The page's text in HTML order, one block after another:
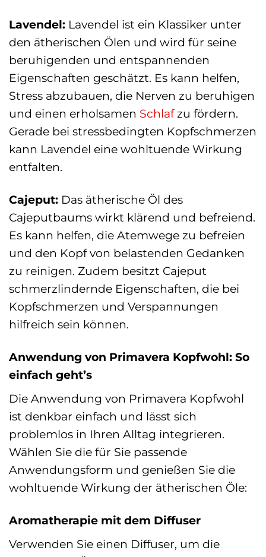
Lavendel: Lavendel ist ein Klassiker unter
den ätherischen Ölen und wird für seine
beruhigenden und entspannenden
Eigenschaften geschätzt. Es kann helfen,
Stress abzubauen, die Nerven zu beruhigen
und einen erholsamen Schlafzu fördern.
Gerade bei stressbedingten Kopfschmerzen
kann Lavendel eine wohltuende Wirkung
entfalten.
Cajeput: Das ätherische Öl des
Cajeputbaums wirkt klärend und befreiend.
Es kann helfen, die Atemwege zu befreien
und den Kopf von belastenden Gedanken
zu reinigen. Zudem besitzt Cajeput
schmerzlindernde Eigenschaften, die bei
Kopfschmerzen und Verspannungen
hilfreich sein können.
Anwendung von Primavera Kopfwohl: So
einfach geht’s
Die Anwendung von Primavera Kopfwohl
ist denkbar einfach und lässt sich
problemlos in Ihren Alltag integrieren.
Wählen Sie die für Sie passende
Anwendungsform und genießen Sie die
wohltuende Wirkung der ätherischen Öle:
Aromatherapie mit dem Diffuser
Verwenden Sie einen Diffuser, um die